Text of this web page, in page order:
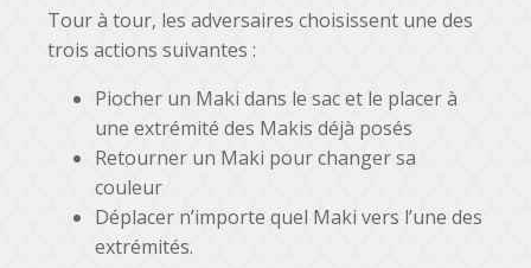
Tour à tour, les adversaires choisissent une des
trois actions suivantes :
Piocher un Maki dans le sac et le placer à
une extrémité des Makis déjà posés
Retourner un Maki pour changer sa
couleur
Déplacer n’importe quel Maki vers l’une des
extrémités.